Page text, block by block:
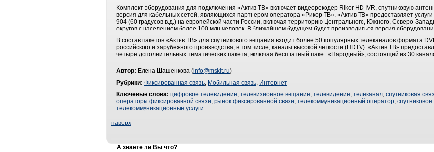
Комплект оборудования для подключения «Актив ТВ» включает видеорекодер Rikor HD IVR, спутниковую
версия для кабельных сетей, являющихся партнером оператора «Рикор ТВ». «Актив ТВ» предоставляет
904 (60 градусов в.д.) на европейской части России, включая территорию Центрального, Южного, Северо-
округов с населением более 100 млн человек. В ближайшем будущем будет производиться версия
В состав пакетов «Актив ТВ» для спутникового вещания входит более 50 популярных телеканалов формата
российского и зарубежного производства, в том числе, каналы высокой четкости (HDTV). «Актив ТВ»
четыре дополнительных тематических пакета, включая бесплатный пакет «Народный», состоящий из 30
Автор: Елена Шашенкова (info@mskit.ru)
Рубрики: Фиксированная связь, Мобильная связь, Интернет
Ключевые слова: цифровое телевидение, телевизионное вещание, телевидение, телеканал, спутниковая
операторы фиксированной связи, рынок фиксированной связи, телекоммуникационный оператор, спутниковое
телекоммуникационные услуги
наверх
А знаете ли Вы что?